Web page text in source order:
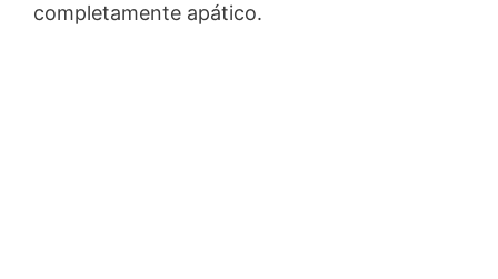
completamente apático.